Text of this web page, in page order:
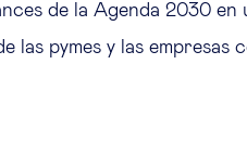
de la Agenda 2030 en
las pymes y las empresas